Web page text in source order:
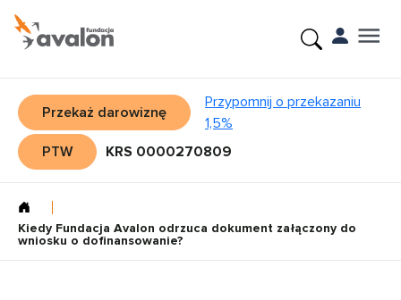
Przekaż darowiznę
Przypomnij o przekazaniu
1,5%
PTW
KRS 0000270809
Kiedy Fundacja Avalon odrzuca dokument załączony do
wniosku o dofinansowanie?